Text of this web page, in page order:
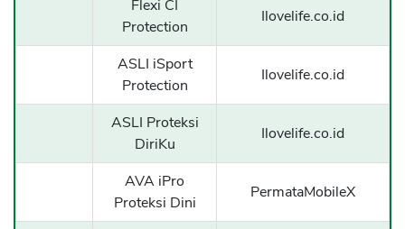
Flexi CI
Protection
Ilovelife.co.id
ASLI iSport
Protection
Ilovelife.co.id
ASLI Proteksi
DiriKu
Ilovelife.co.id
AVA iPro
Proteksi Dini
PermataMobileX